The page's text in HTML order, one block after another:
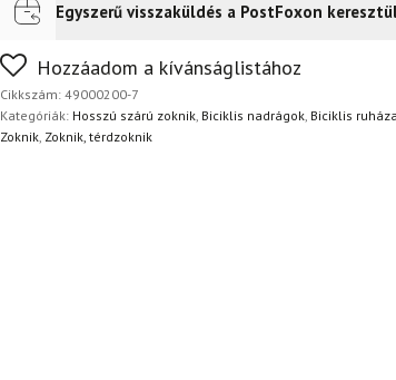
Futár a címre2 400Ft
FoxPost
Egyszerű visszaküldés a PostFoxon
Nem biztos a választásában? Semmi gond – a
napon belül, indoklás nélkül.
Hozzáadom a kívánságlistához
Cikkszám: 49000200-7
Kategóriák: Hosszú szárú zoknik, Biciklis nadrágok, Biciklis
Zoknik, Zoknik, térdzoknik